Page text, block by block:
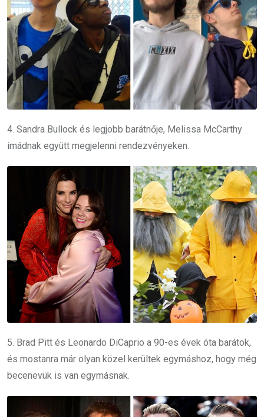
4. Sandra Bullock és legjobb barátnője, Melissa McCarthy
imádnak együtt megjelenni rendezvényeken.
5. Brad Pitt és Leonardo DiCaprio a 90-es évek óta barátok,
és mostanra már olyan közel kerültek egymáshoz, hogy még
becenevük is van egymásnak.